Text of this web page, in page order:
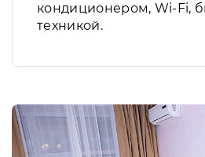
кондиционером, Wi-Fi,
техникой.